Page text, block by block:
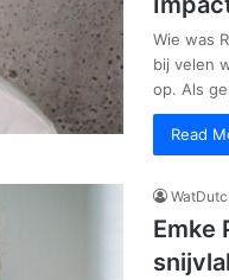
Wie was
bij velen
op. Als
Read
Emke